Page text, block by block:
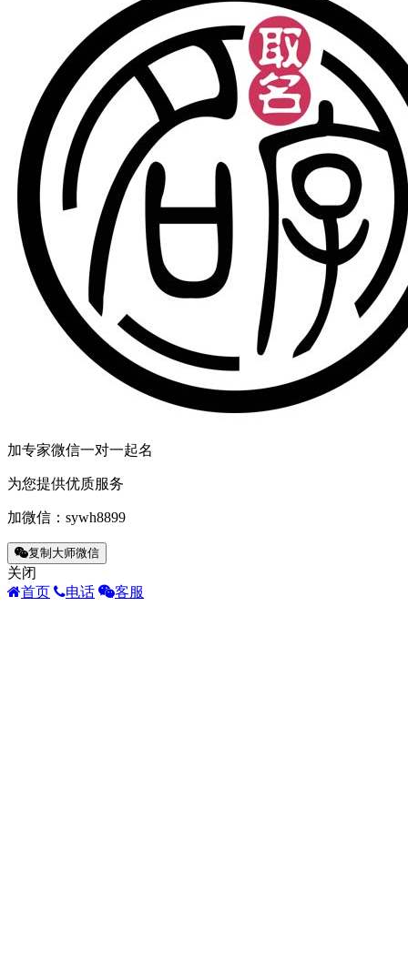
加专家微信一对一起名
为您提供优质服务
加微信： sywh8899
复制大师微信
关闭
首页
电话 客服